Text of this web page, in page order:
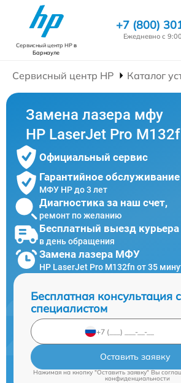
Сервисный центр HPв
Барнауле
+7 (800)
Ежедневно с
Сервисный центр HP Каталог
Замена лазера мфу
HP LaserJet Pro
Официальный сервис
Гарантийное обслуживание
МФУ HP до 3 лет
Диагностика за наш счет,
ремонт по желанию
Бесплатный выезд курьера
в день обращения
Замена лазера МФУ
HP LaserJet Pro M132fn от 35
Бесплатная консультация
специалистом
Оставить заявку
Нажимая на кнопку "Оставить заявку" Вы
конфиденциальности